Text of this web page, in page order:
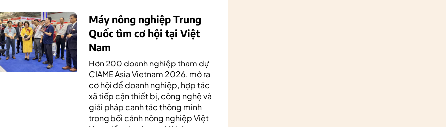
Máy nông nghiệp Trung
Quốc tìm cơ hội tại Việt
Nam
Hơn 200 doanh nghiệp tham dự
CIAME Asia Vietnam 2026, mở ra
cơ hội để doanh nghiệp, hợp tác
xã tiếp cận thiết bị, công nghệ và
giải pháp canh tác thông minh
trong bối cảnh nông nghiệp Việt